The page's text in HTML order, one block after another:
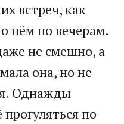
встреч, как
нём по вечерам.
не смешно, а
она, но не
Однажды
по